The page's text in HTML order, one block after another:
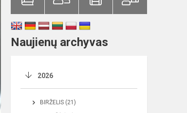
Naujienų archyvas
2026
BIRŽELIS (21)